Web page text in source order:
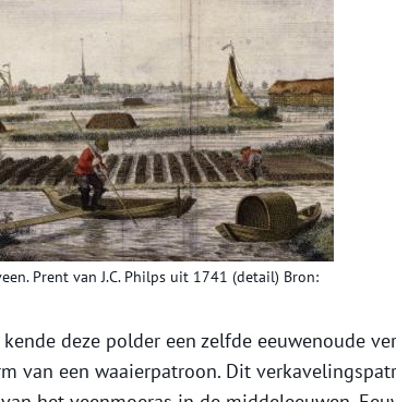
Prent van J.C. Philps uit 1741 (detail) Bron:
deze polder een zelfde eeuwenoude
van een waaierpatroon. Dit